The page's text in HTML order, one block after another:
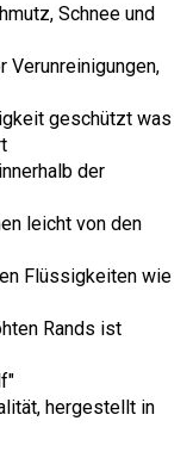
Schnee und
Verunreinigungen,
geschützt was
der
leicht von den
Flüssigkeiten wie
Rands ist
hergestellt in